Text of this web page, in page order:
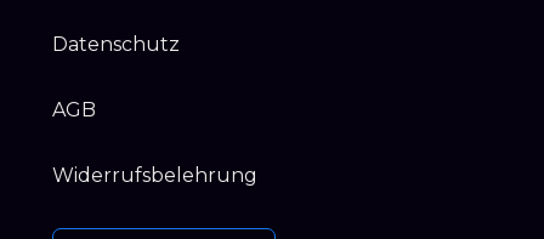
Datenschutz
AGB
Widerrufsbelehrung